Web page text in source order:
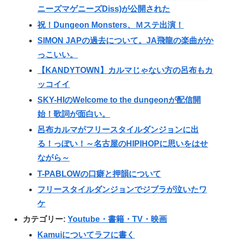
ニーズマゲニーズDiss)が公開された
祝！Dungeon Monsters、Ｍステ出演！
SIMON JAPの過去について。JA飛龍の楽曲がか
っこいい。
【KANDYTOWN】カルマじゃない方の呂布もカ
ッコイイ
SKY-HIのWelcome to the dungeonが配信開
始！歌詞が面白い。
呂布カルマがフリースタイルダンジョンに出
る！っぽい！～名古屋のHIPIHOPに思いをはせ
ながら～
T-PABLOWの口癖と押韻について
フリースタイルダンジョンでジブラが泣いたワ
ケ
カテゴリー:Youtube・書籍・TV・映画
Kamuiについてラフに書く